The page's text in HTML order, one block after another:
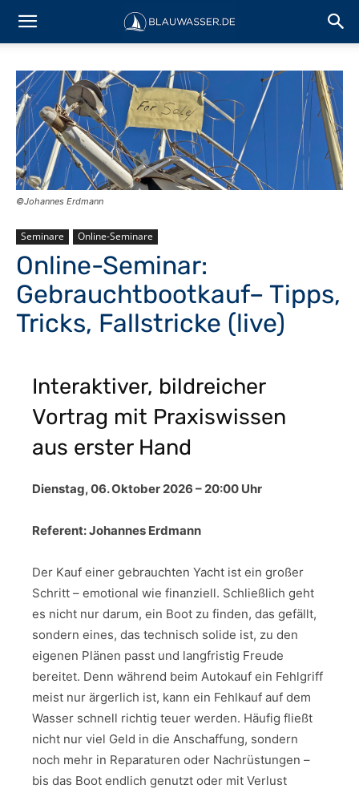
©Johannes Erdmann
Seminare Online-Seminare
Online-Seminar:
Gebrauchtbootkauf– Tipps,
Tricks, Fallstricke (live)
Interaktiver, bildreicher
Vortrag mit Praxiswissen
aus erster Hand
Dienstag, 06. Oktober 2026 – 20:00 Uhr
Referent: Johannes Erdmann
Der Kauf einer gebrauchten Yacht ist ein großer
Schritt – emotional wie finanziell. Schließlich geht
es nicht nur darum, ein Boot zu finden, das gefällt,
sondern eines, das technisch solide ist, zu den
eigenen Plänen passt und langfristig Freude
bereitet. Denn während beim Autokauf ein Fehlgriff
meist nur ärgerlich ist, kann ein Fehlkauf auf dem
Wasser schnell richtig teuer werden. Häufig fließt
nicht nur viel Geld in die Anschaffung, sondern
noch mehr in Reparaturen oder Nachrüstungen –
bis das Boot endlich genutzt oder mit Verlust